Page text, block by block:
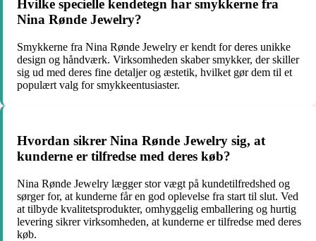
Hvilke specielle kendetegn har smykkerne fra
Nina Rønde Jewelry?
Smykkerne fra Nina Rønde Jewelry er kendt for deres unikke
design og håndværk. Virksomheden skaber smykker, der skiller
sig ud med deres fine detaljer og æstetik, hvilket gør dem til et
populært valg for smykkeentusiaster.
Hvordan sikrer Nina Rønde Jewelry sig, at
kunderne er tilfredse med deres køb?
Nina Rønde Jewelry lægger stor vægt på kundetilfredshed og
sørger for, at kunderne får en god oplevelse fra start til slut. Ved
at tilbyde kvalitetsprodukter, omhyggelig emballering og hurtig
levering sikrer virksomheden, at kunderne er tilfredse med deres
køb.